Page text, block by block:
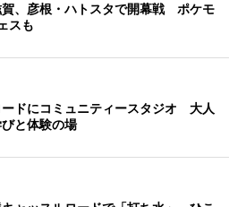
賀、彦根・ハトスタで開幕戦 ポケモ
スも
ードにコミュニティースタジオ 大人
と体験の場